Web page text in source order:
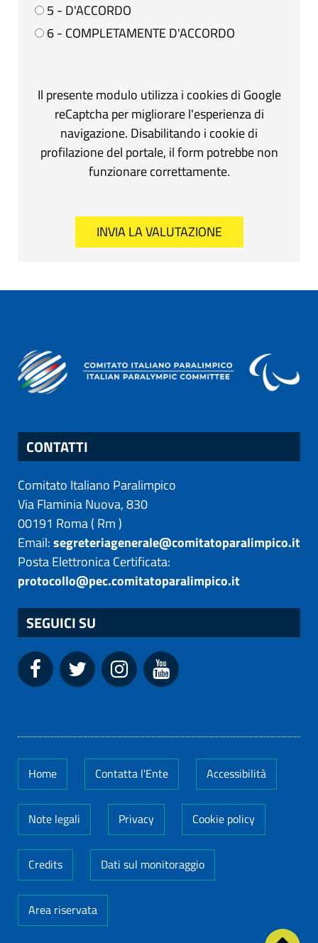
5 - D'ACCORDO
6 - COMPLETAMENTE D'ACCORDO
Il presente modulo utilizza i cookies di Google
reCaptcha per migliorare l'esperienza di
navigazione. Disabilitando i cookie di
profilazione del portale, il form potrebbe non
funzionare correttamente.
CONTATTI
Comitato Italiano Paralimpico
Via Flaminia Nuova, 830
00191 Roma( Rm)
Email:segreteriagenerale@comitatoparalimpico.it
Posta Elettronica Certificata:
protocollo@pec.comitatoparalimpico.it
SEGUICI SU
Home Contatta l'Ente Accessibilità
Note legali Privacy Cookie policy
Credits Dati sul monitoraggio
Area riservata